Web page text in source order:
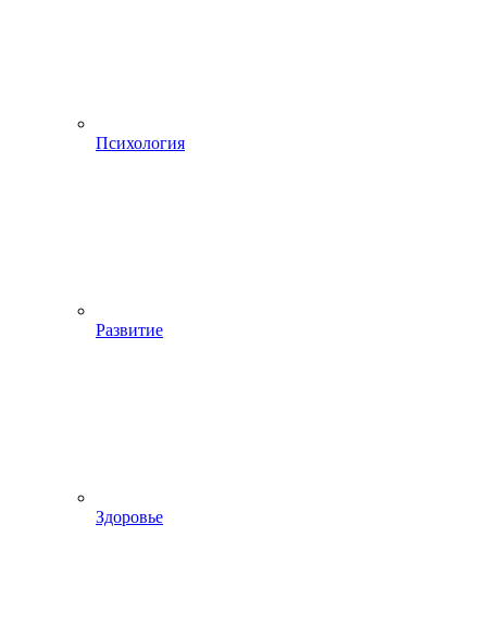
Психология
Развитие
Здоровье